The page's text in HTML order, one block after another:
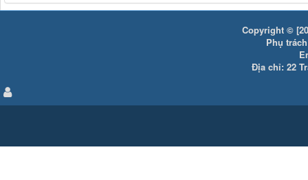
Copyright ©
Phụ
Địa chỉ: 22